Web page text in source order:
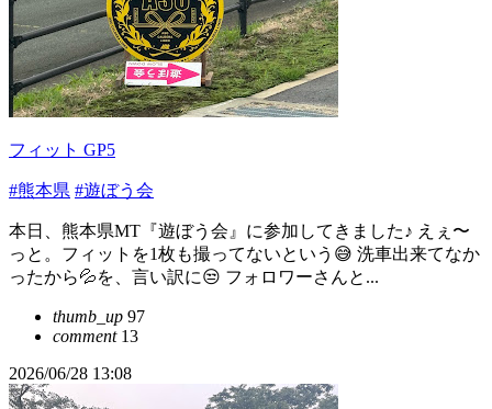
フィット GP5
#熊本県 #遊ぼう会
本日、熊本県MT『遊ぼう会』に参加してきました♪ えぇ〜
っと。フィットを1枚も撮ってないという😅 洗車出来てなか
ったから💦を、言い訳に😒 フォロワーさんと...
thumb_up 97
comment13
2026/06/28 13:08